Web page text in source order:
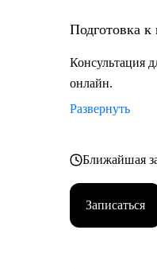
Подготовка к
Консультация
онлайн.
Развернуть
Ближайшая
Записаться